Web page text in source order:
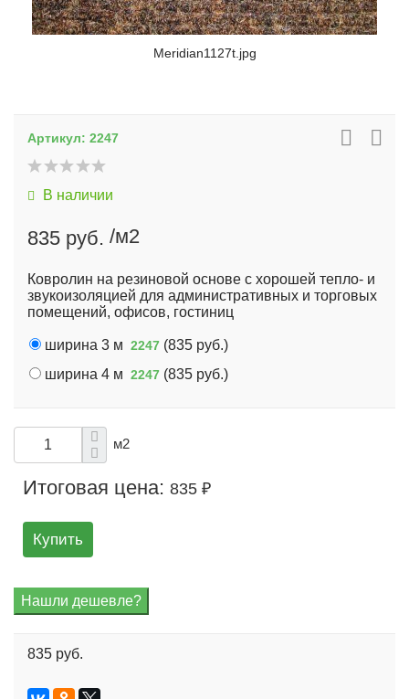
Meridian1127t.jpg
Артикул: 2247
В наличии
835 руб. /м2
Ковролин на резиновой основе с хорошей тепло- и
звукоизоляцией для административных и торговых
помещений, офисов, гостиниц
ширина 3 м 2247 (835 руб.)
ширина 4 м 2247 (835 руб.)
м2
Итоговая цена: 835 ₽
Купить
835 руб.